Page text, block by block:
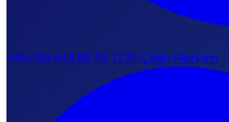
+90 312 473 88 55 7/24 Çağrı Merkezi